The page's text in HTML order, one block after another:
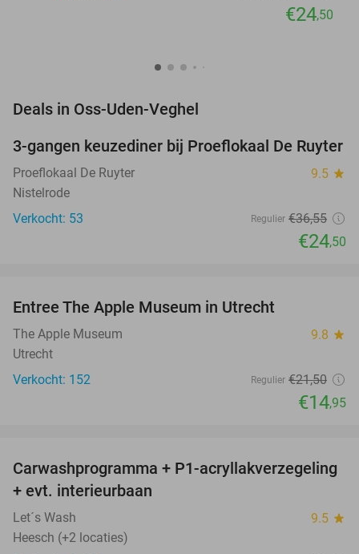
€24,50
Deals in Oss-Uden-Veghel
33%
3-gangen keuzediner bij Proeflokaal De Ruyter
Proeflokaal De Ruyter 9.5 star
Nistelrode
Verkocht: 53
Regulier €36,55
€24,50
TODAY
Entree The Apple Museum in Utrecht
The Apple Museum 9.8 star
Utrecht
Verkocht: 152
Regulier €21,50
€14,95
39%
Carwashprogramma + P1-acryllakverzegeling
+ evt. interieurbaan
Let´s Wash 9.5 star
Heesch (+2 locaties)